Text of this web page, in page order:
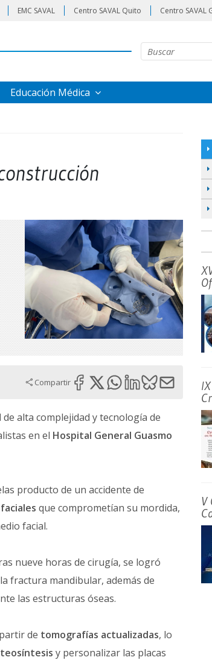
EMC SAVAL Centro SAVAL Quito Centro SAVAL
Educación Médica
Compartir
de alta complejidad y tecnología de
en el Hospital General Guasmo
producto de un accidente de
que comprometían su mordida,
facial.
nueve horas de cirugía, se logró
fractura mandibular, además de
las estructuras óseas.
de tomografías actualizadas, lo
y personalizar las placas
V